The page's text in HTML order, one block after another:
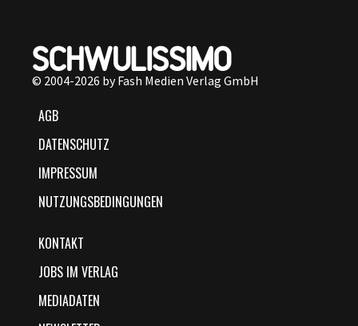
© 2004-2026 by Fash Medien Verlag GmbH
AGB
DATENSCHUTZ
IMPRESSUM
NUTZUNGSBEDINGUNGEN
KONTAKT
JOBS IM VERLAG
MEDIADATEN